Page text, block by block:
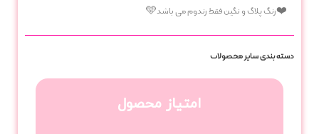
❤️رنگ پلاگ و نگین فقط رندوم می باشد🩵
دسته بندیسایر محصولات
امتیاز محصول